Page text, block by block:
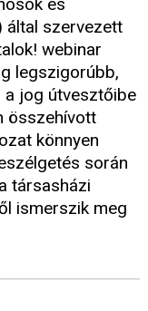
és
által szervezett
webinar
legszigorúbb,
a jog útvesztőibe
összehívott
könnyen
során
társasházi
ismerszik meg